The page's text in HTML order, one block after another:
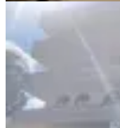
ÖNE ÇIKAN
Kat